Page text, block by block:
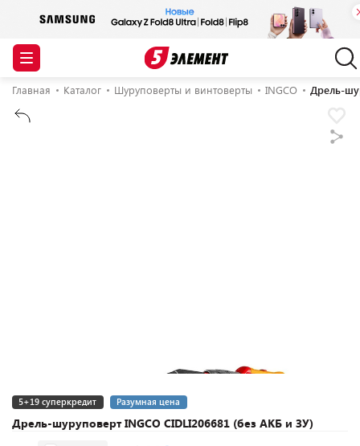
Главная Каталог Шуруповерты и винтоверты INGCO Дрель-
Дрель-шуруповерт INGCO CIDLI206681 (без АКБ и ЗУ)
5+19 суперкредит Разумная цена